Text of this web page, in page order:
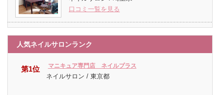
口コミ一覧を見る
人気ネイルサロンランク
第1位 マニキュア専門店 ネイルプラス
ネイルサロン / 東京都